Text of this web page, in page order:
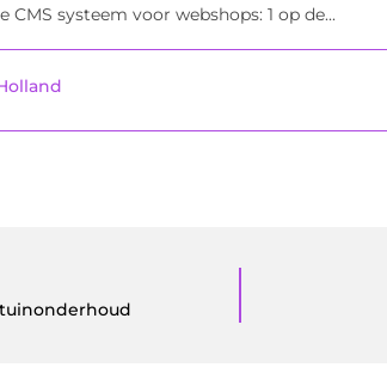
systeem voor webshops: 1 op de...